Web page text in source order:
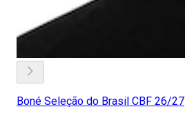
Boné Seleção do Brasil CBF 26/27